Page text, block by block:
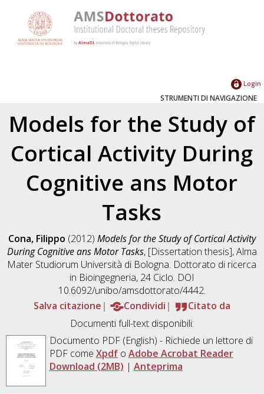
Login
STRUMENTI DI NAVIGAZIONE
Models for the Study of
Cortical Activity During
Cognitive ans Motor
Tasks
Cona, Filippo (2012) Models for the Study of Cortical Activity
During Cognitive ans Motor Tasks, [Dissertation thesis], Alma
Mater Studiorum Università di Bologna. Dottorato di ricerca
in Bioingegneria, 24 Ciclo. DOI
10.6092/unibo/amsdottorato/4442.
Salva citazione
Condividi
Citato da
Documenti full-text disponibili:
Documento PDF(English) - Richiede un lettore di
PDF come Xpdfo Adobe Acrobat Reader
Download (2MB) | Anteprima